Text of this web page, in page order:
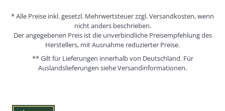
* Alle Preise inkl. gesetzl. Mehrwertsteuer zzgl. Versandkosten, wenn
nicht anders beschrieben.
Der angegebenen Preis ist die unverbindliche Preisempfehlung des
Herstellers, mit Ausnahme reduzierter Preise.
** Gilt für Lieferungen innerhalb von Deutschland. Für
Auslandslieferungen sieheVersandinformationen.